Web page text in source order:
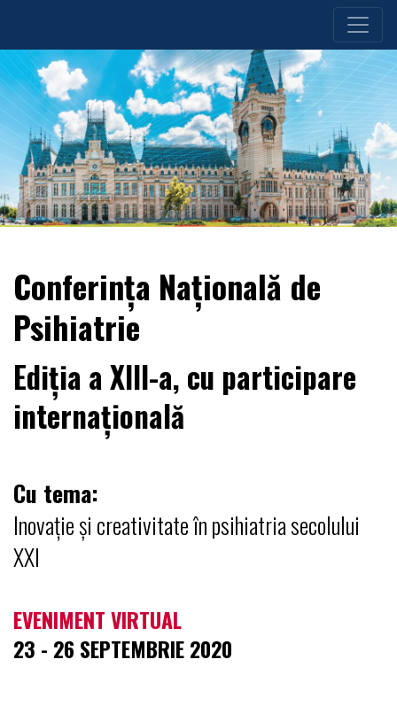
Conferința Națională de
Psihiatrie
Ediția a XIII-a, cu participare
internațională
Cu tema:
Inovație și creativitate în psihiatria secolului
XXI
EVENIMENT VIRTUAL
23 - 26 SEPTEMBRIE 2020